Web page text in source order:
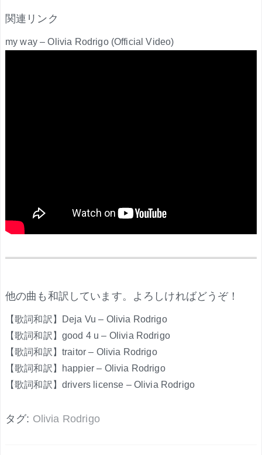
関連リンク
my way – Olivia Rodrigo (Official Video)
他の曲も和訳しています。よろしければどうぞ！
【歌詞和訳】Deja Vu – Olivia Rodrigo
【歌詞和訳】good 4 u – Olivia Rodrigo
【歌詞和訳】traitor – Olivia Rodrigo
【歌詞和訳】happier – Olivia Rodrigo
【歌詞和訳】drivers license – Olivia Rodrigo
タグ: Olivia Rodrigo